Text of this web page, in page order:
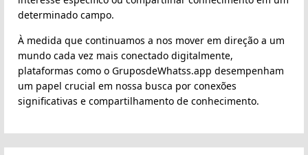
determinado campo.
À medida que continuamos a nos mover em direção a um
mundo cada vez mais conectado digitalmente,
plataformas como o GruposdeWhatss.app desempenham
um papel crucial em nossa busca por conexões
significativas e compartilhamento de conhecimento.